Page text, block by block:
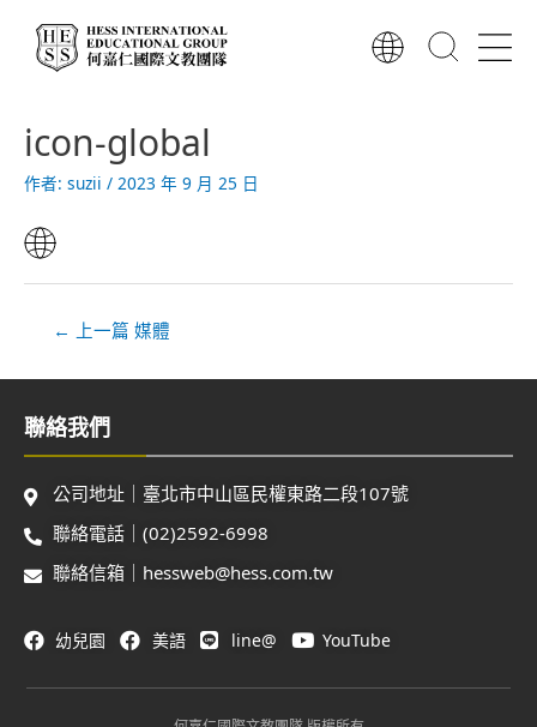
icon-global
作者: suzii / 2023 年 9 月 25 日
章
導
覽
← 上一篇 媒體
聯絡我們
公司地址｜臺北市中山區民權東路二段107號
聯絡電話｜(02)2592-6998
聯絡信箱｜hessweb@hess.com.tw
幼兒園 美語 line@ YouTube